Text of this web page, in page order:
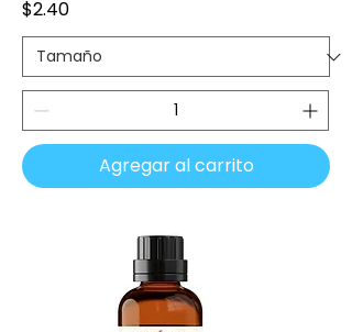
Precio
$2.40
Agregar al carrito